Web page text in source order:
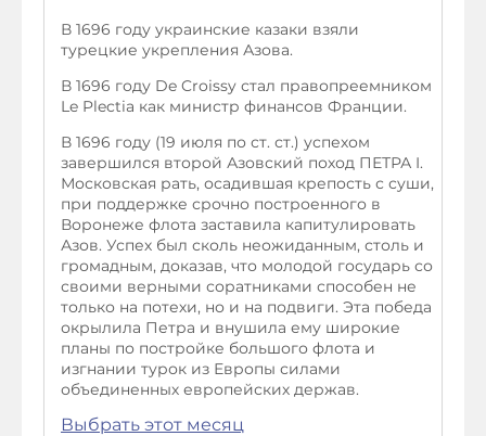
В 1696 году украинские казаки взяли
турецкие укрепления Азова.
В 1696 году De Croissy стал правопреемником
Le Plectia как министр финансов Франции.
В 1696 году (19 июля по ст. ст.) успехом
завершился второй Азовский поход ПЕТРА I.
Московская рать, осадившая крепость с суши,
при поддержке срочно построенного в
Воронеже флота заставила капитулировать
Азов. Успех был сколь неожиданным, столь и
громадным, доказав, что молодой государь со
своими верными соратниками способен не
только на потехи, но и на подвиги. Эта победа
окрылила Петра и внушила ему широкие
планы по постройке большого флота и
изгнании турок из Европы силами
объединенных европейских держав.
Выбрать этот месяц